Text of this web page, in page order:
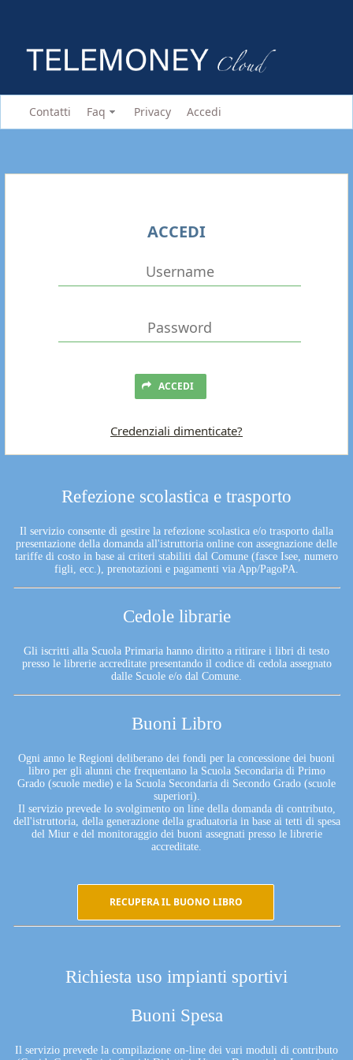
Contatti Faq Privacy Accedi
Refezione scolastica e trasporto
Il servizio consente di gestire la refezione scolastica e/o trasporto dalla
presentazione della domanda all'istruttoria online con assegnazione delle
tariffe di costo in base ai criteri stabiliti dal Comune (fasce Isee, numero
figli, ecc.), prenotazioni e pagamenti via App/PagoPA.
Cedole librarie
Gli iscritti alla Scuola Primaria hanno diritto a ritirare i libri di testo
presso le librerie accreditate presentando il codice di cedola assegnato
dalle Scuole e/o dal Comune.
Buoni Libro
Ogni anno le Regioni deliberano dei fondi per la concessione dei buoni
libro per gli alunni che frequentano la Scuola Secondaria di Primo
Grado (scuole medie) e la Scuola Secondaria di Secondo Grado (scuole
superiori).
Il servizio prevede lo svolgimento on line della domanda di contributo,
dell'istruttoria, della generazione della graduatoria in base ai tetti di spesa
del Miur e del monitoraggio dei buoni assegnati presso le librerie
accreditate.
RECUPERA IL BUONO LIBRO
Richiesta uso impianti sportivi
Buoni Spesa
Il servizio prevede la compilazione on-line dei vari moduli di contributo
ACCEDI
ACCEDI
Credenziali dimenticate?